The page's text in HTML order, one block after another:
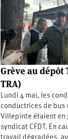
Grève au dépôt
TRA)
Lundi 4 mai, les
conductrices de bus
Villepinte étaient en
syndicat CFDT. En